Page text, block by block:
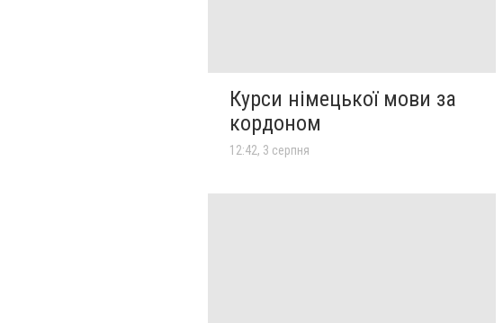
Курси німецької мови за
кордоном
12:42, 3 серпня